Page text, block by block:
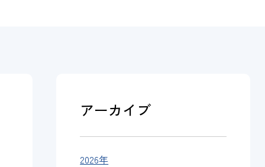
アーカイブ
2026年